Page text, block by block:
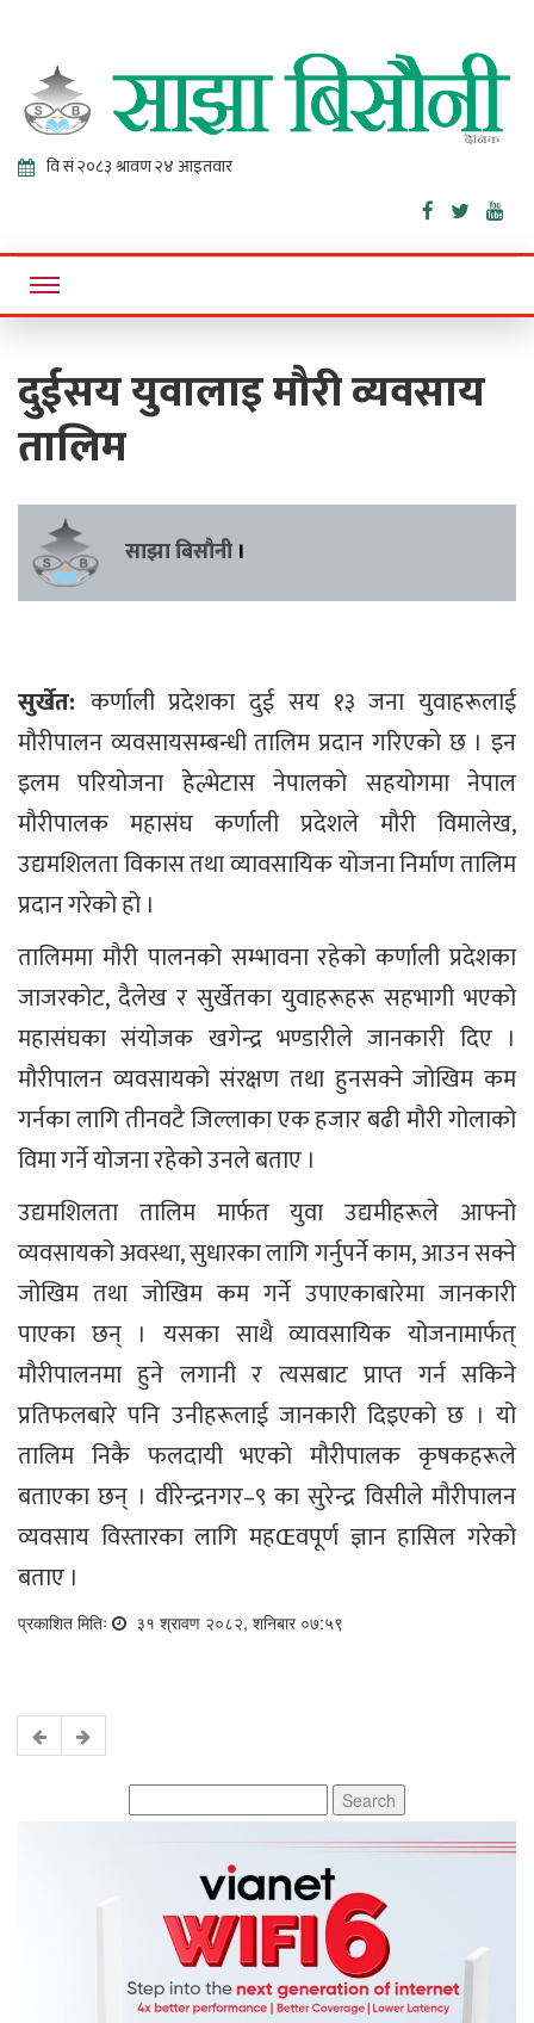
Sajha
Bisaunee
Online News Portal
दुईसय युवालाइ मौरी व्यवसाय
तालिम
साझा बिसौनी ।
सुर्खेत: कर्णाली प्रदेशका दुई सय १३ जना युवाहरूलाई
मौरीपालन व्यवसायसम्बन्धी तालिम प्रदान गरिएको छ । इन
इलम परियोजना हेल्भेटास नेपालको सहयोगमा नेपाल
मौरीपालक महासंघ कर्णाली प्रदेशले मौरी विमालेख,
उद्यमशिलता विकास तथा व्यावसायिक योजना निर्माण तालिम
प्रदान गरेको हो ।
तालिममा मौरी पालनको सम्भावना रहेको कर्णाली प्रदेशका
जाजरकोट, दैलेख र सुर्खेतका युवाहरूहरू सहभागी भएको
महासंघका संयोजक खगेन्द्र भण्डारीले जानकारी दिए ।
मौरीपालन व्यवसायको संरक्षण तथा हुनसक्ने जोखिम कम
गर्नका लागि तीनवटै जिल्लाका एक हजार बढी मौरी गोलाको
विमा गर्ने योजना रहेको उनले बताए ।
उद्यमशिलता तालिम मार्फत युवा उद्यमीहरूले आफ्नो
व्यवसायको अवस्था, सुधारका लागि गर्नुपर्ने काम, आउन सक्ने
जोखिम तथा जोखिम कम गर्ने उपाएकाबारेमा जानकारी
पाएका छन् । यसका साथै व्यावसायिक योजनामार्फत्
मौरीपालनमा हुने लगानी र त्यसबाट प्राप्त गर्न सकिने
प्रतिफलबारे पनि उनीहरूलाई जानकारी दिइएको छ । यो
तालिम निकै फलदायी भएको मौरीपालक कृषकहरूले
बताएका छन् । वीरेन्द्रनगर–९ का सुरेन्द्र विसीले मौरीपालन
व्यवसाय विस्तारका लागि महŒवपूर्ण ज्ञान हासिल गरेको
बताए ।
प्रकाशित मितिः ३१ श्रावण २०८२, शनिबार ०७:५९
for: